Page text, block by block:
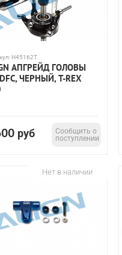
H45162T
АПГРЕЙД ГОЛОВЫ
ЧЕРНЫЙ, T-REX
руб
Сообщить о
поступлении
Нет в наличии